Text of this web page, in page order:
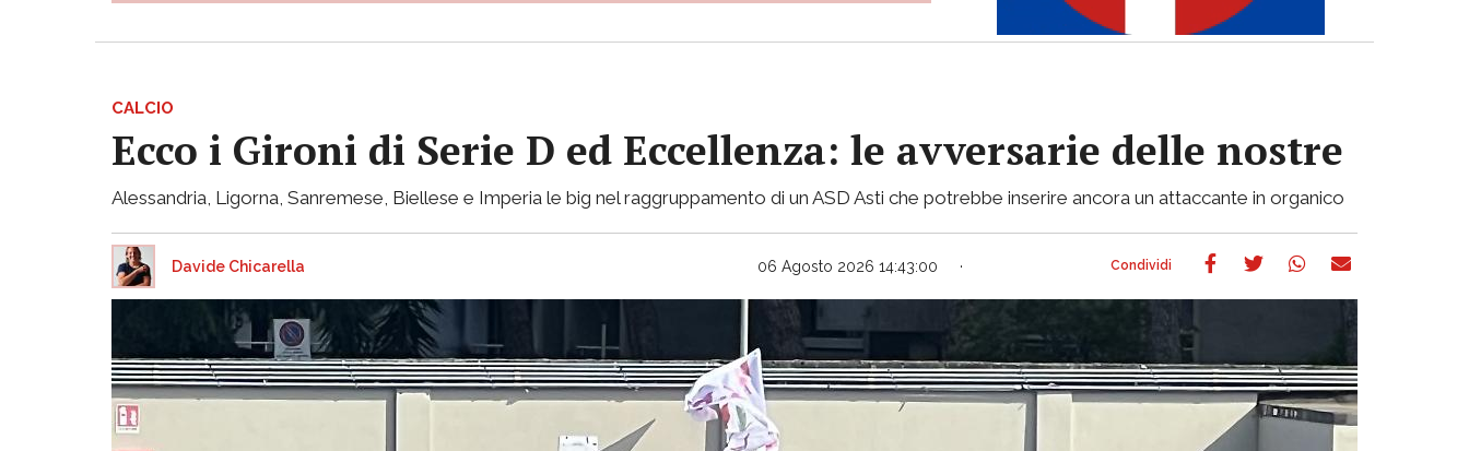
CALCIO
Ecco i Gironi di Serie D ed Eccellenza: le avversarie delle nostre
Alessandria, Ligorna, Sanremese, Biellese e Imperia le big nel raggruppamento di un ASD Asti che potrebbe inserire ancora un attaccante in organico
Davide Chicarella 06 Agosto 2026 14:43:00